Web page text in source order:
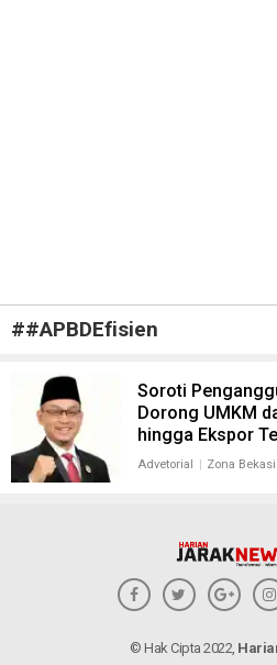
##APBDEfisien
Soroti
Dorong UMKM
hingga Ekspor
Advetorial Zona Bekasi
© Hak Cipta 2022,